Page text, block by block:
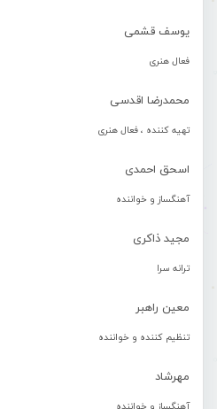
یوسف قشمی
فعال هنری
محمدرضا اقدسی
تهیه کننده ، فعال هنری
اسحق احمدی
آهنگساز و خواننده
مجید ذاکری
ترانه سرا
معین راهبر
تنظیم کننده و خواننده
مهرشاد